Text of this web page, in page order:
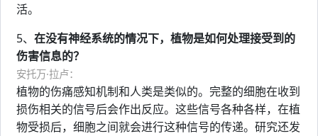
活。
5、 在没有神经系统的情况下，植物是如何处理接受到的
伤害信息的？
安托万·拉卢：
植物的伤痛感知机制和人类是类似的。完整的细胞在收到
损伤相关的信号后会作出反应。这些信号各种各样，在植
物受损后，细胞之间就会进行这种信号的传递。研究还发